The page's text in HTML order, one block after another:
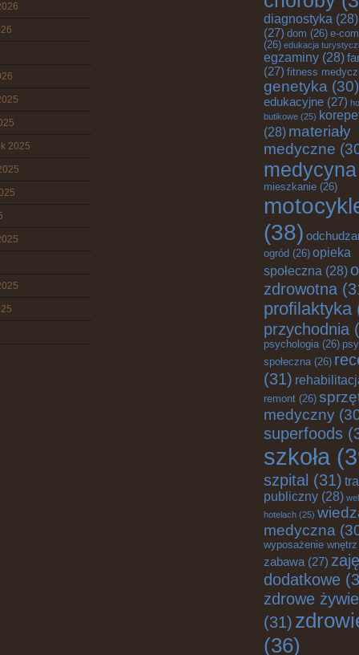
2025
diagnostyka (28)
(27) dom (26) e-
(26) edukacja
egzaminy (28)
(27) fitness
genetyka (30)
edukacyjne (27)
butikowe (25)
(28) materiały
medyczne
medycyna
mieszkanie (26)
(38)
ogród (26) opieka
społeczna (28)
zdrowotna
profilaktyka
przychodnia
psychologia(26)
społeczna(26)
(31)
remont (26)
medyczny
superfoods
szkoła
szpital (31)
publiczny (28)
hotelach (25)
medyczna
wyposażenie wnętrz
zabawa (27)
dodatkowe
zdrowe
(31)
(36)